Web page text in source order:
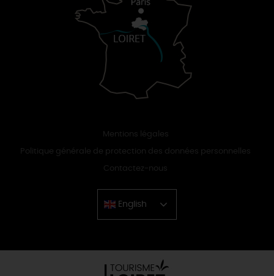
Mentions légales
Politique générale de protection des données personnelles
Contactez-nous
English
Chinese